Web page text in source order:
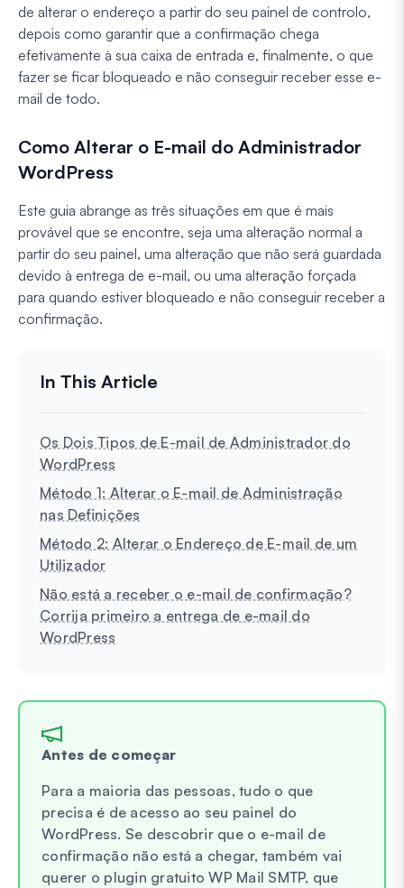
de alterar o endereço a partir do seu painel de controlo,
depois como garantir que a confirmação chega
efetivamente à sua caixa de entrada e, finalmente, o que
fazer se ficar bloqueado e não conseguir receber esse e-
mail de todo.
Como Alterar o E-mail do Administrador
WordPress
Este guia abrange as três situações em que é mais
provável que se encontre, seja uma alteração normal a
partir do seu painel, uma alteração que não será guardada
devido à entrega de e-mail, ou uma alteração forçada
para quando estiver bloqueado e não conseguir receber a
confirmação.
Os Dois Tipos de E-mail de Administrador do
WordPress
Método 1: Alterar o E-mail de Administração
nas Definições
Método 2: Alterar o Endereço de E-mail de um
Utilizador
Não está a receber o e-mail de confirmação?
Corrija primeiro a entrega de e-mail do
WordPress
Antes de começar
Para a maioria das pessoas, tudo o que
precisa é de acesso ao seu painel do
WordPress. Se descobrir que o e-mail de
confirmação não está a chegar, também vai
querer o plugin gratuito WP Mail SMTP, que